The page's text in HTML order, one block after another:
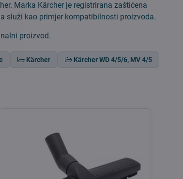
Marka Kärcher je registrirana zaštićena
služi kao primjer kompatibilnosti proizvoda.
proizvod.
Kärcher Kärcher WD 4/5/6, MV 4/5